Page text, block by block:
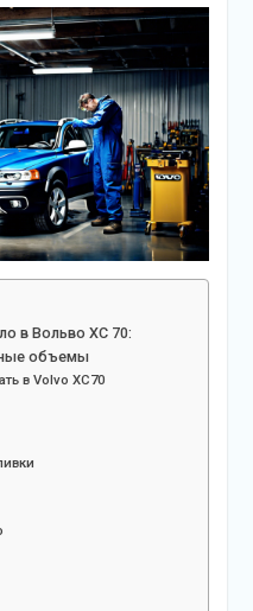
в Вольво XC 70:
объемы
в Volvo XC70